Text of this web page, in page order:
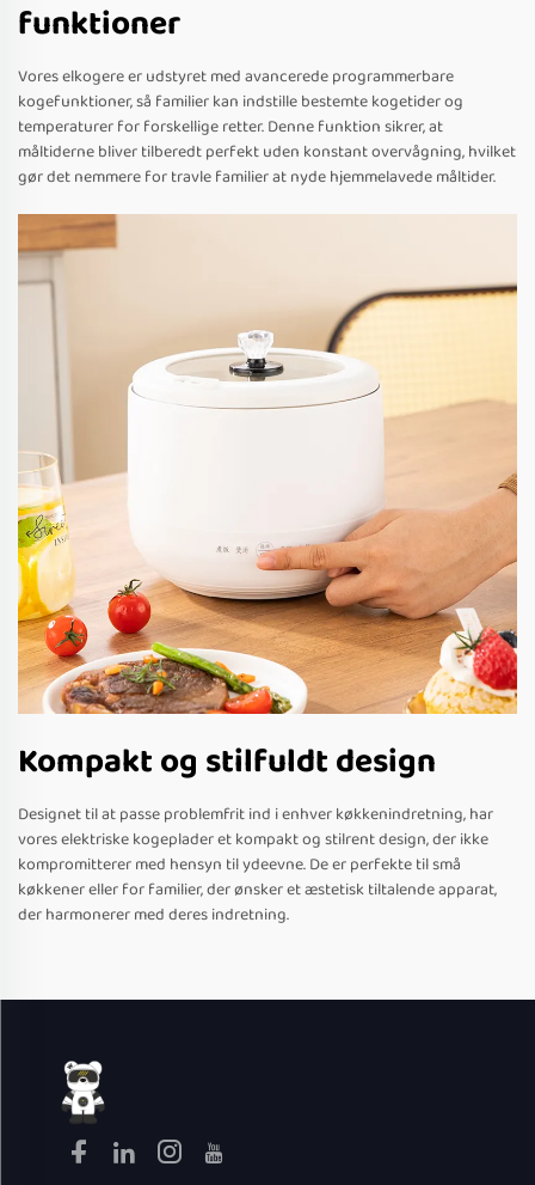
funktioner
Vores elkogere er udstyret med avancerede programmerbare
kogefunktioner, så familier kan indstille bestemte kogetider og
temperaturer for forskellige retter. Denne funktion sikrer, at
måltiderne bliver tilberedt perfekt uden konstant overvågning, hvilket
gør det nemmere for travle familier at nyde hjemmelavede måltider.
Kompakt og stilfuldt design
Designet til at passe problemfrit ind i enhver køkkenindretning, har
vores elektriske kogeplader et kompakt og stilrent design, der ikke
kompromitterer med hensyn til ydeevne. De er perfekte til små
køkkener eller for familier, der ønsker et æstetisk tiltalende apparat,
der harmonerer med deres indretning.